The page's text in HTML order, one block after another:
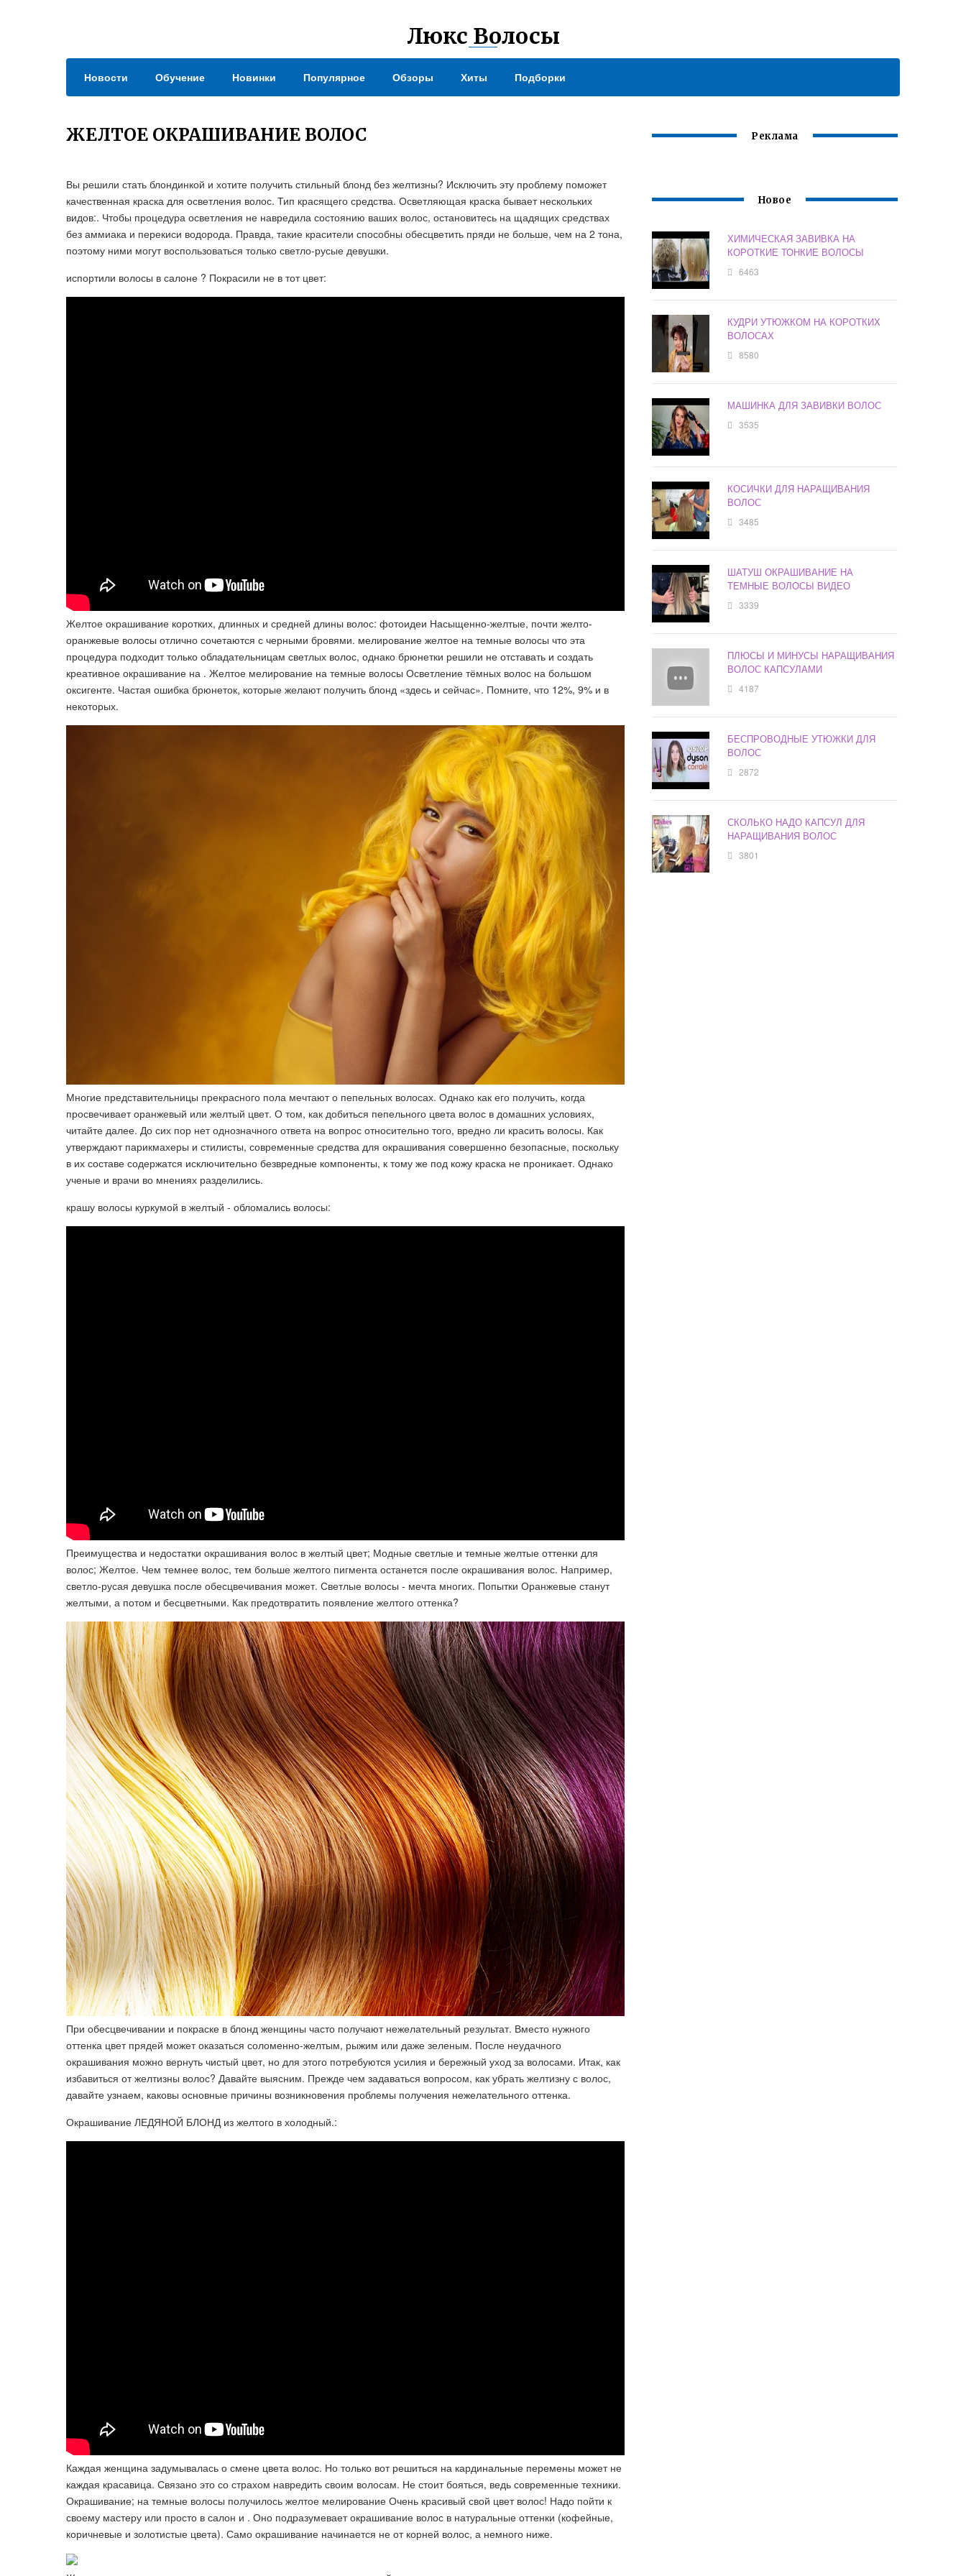
Люкс Волосы
Новости Обучение Новинки Популярное Обзоры Хиты Подборки
ЖЕЛТОЕ ОКРАШИВАНИЕ ВОЛОС
Вы решили стать блондинкой и хотите получить стильный блонд без желтизны? Исключить эту проблему поможет
качественная краска для осветления волос. Тип красящего средства. Осветляющая краска бывает нескольких
видов:. Чтобы процедура осветления не навредила состоянию ваших волос, остановитесь на щадящих средствах
без аммиака и перекиси водорода. Правда, такие красители способны обесцветить пряди не больше, чем на 2 тона,
поэтому ними могут воспользоваться только светло-русые девушки.
испортили волосы в салоне ? Покрасили не в тот цвет:
Желтое окрашивание коротких, длинных и средней длины волос: фотоидеи Насыщенно-желтые, почти желто-
оранжевые волосы отлично сочетаются с черными бровями. мелирование желтое на темные волосы что эта
процедура подходит только обладательницам светлых волос, однако брюнетки решили не отставать и создать
креативное окрашивание на . Желтое мелирование на темные волосы Осветление тёмных волос на большом
оксигенте. Частая ошибка брюнеток, которые желают получить блонд «здесь и сейчас». Помните, что 12%, 9% и в
некоторых.
Многие представительницы прекрасного пола мечтают о пепельных волосах. Однако как его получить, когда
просвечивает оранжевый или желтый цвет. О том, как добиться пепельного цвета волос в домашних условиях,
читайте далее. До сих пор нет однозначного ответа на вопрос относительно того, вредно ли красить волосы. Как
утверждают парикмахеры и стилисты, современные средства для окрашивания совершенно безопасные, поскольку
в их составе содержатся исключительно безвредные компоненты, к тому же под кожу краска не проникает. Однако
ученые и врачи во мнениях разделились.
крашу волосы куркумой в желтый - обломались волосы:
Преимущества и недостатки окрашивания волос в желтый цвет; Модные светлые и темные желтые оттенки для
волос; Желтое. Чем темнее волос, тем больше желтого пигмента останется после окрашивания волос. Например,
светло-русая девушка после обесцвечивания может. Светлые волосы - мечта многих. Попытки Оранжевые станут
желтыми, а потом и бесцветными. Как предотвратить появление желтого оттенка?
При обесцвечивании и покраске в блонд женщины часто получают нежелательный результат. Вместо нужного
оттенка цвет прядей может оказаться соломенно-желтым, рыжим или даже зеленым. После неудачного
окрашивания можно вернуть чистый цвет, но для этого потребуются усилия и бережный уход за волосами. Итак, как
избавиться от желтизны волос? Давайте выясним. Прежде чем задаваться вопросом, как убрать желтизну с волос,
давайте узнаем, каковы основные причины возникновения проблемы получения нежелательного оттенка.
Окрашивание ЛЕДЯНОЙ БЛОНД из желтого в холодный.:
Каждая женщина задумывалась о смене цвета волос. Но только вот решиться на кардинальные перемены может не
каждая красавица. Связано это со страхом навредить своим волосам. Не стоит бояться, ведь современные техники.
Окрашивание; на темные волосы получилось желтое мелирование Очень красивый свой цвет волос! Надо пойти к
своему мастеру или просто в салон и . Оно подразумевает окрашивание волос в натуральные оттенки (кофейные,
коричневые и золотистые цвета). Само окрашивание начинается не от корней волос, а немного ниже.
Реклама
Новое
ХИМИЧЕСКАЯ ЗАВИВКА НА
КОРОТКИЕ ТОНКИЕ ВОЛОСЫ
6463
КУДРИ УТЮЖКОМ НА КОРОТКИХ
ВОЛОСАХ
8580
МАШИНКА ДЛЯ ЗАВИВКИ ВОЛОС
3535
КОСИЧКИ ДЛЯ НАРАЩИВАНИЯ
ВОЛОС
3485
ШАТУШ ОКРАШИВАНИЕ НА
ТЕМНЫЕ ВОЛОСЫ ВИДЕО
3339
ПЛЮСЫ И МИНУСЫ НАРАЩИВАНИЯ
ВОЛОС КАПСУЛАМИ
4187
БЕСПРОВОДНЫЕ УТЮЖКИ ДЛЯ
ВОЛОС
2872
СКОЛЬКО НАДО КАПСУЛ ДЛЯ
НАРАЩИВАНИЯ ВОЛОС
3801